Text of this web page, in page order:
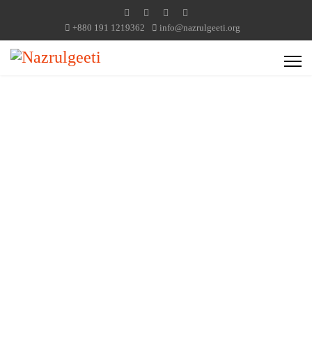
+880 191 1219362 info@nazrulgeeti.org